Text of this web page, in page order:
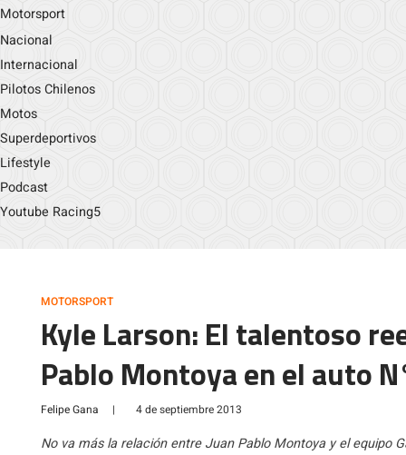
Motorsport
Nacional
Internacional
Pilotos Chilenos
Motos
Superdeportivos
Lifestyle
Podcast
Youtube Racing5
MOTORSPORT
Kyle Larson: El talentoso
Pablo Montoya en el auto
Felipe Gana | 4 de septiembre 2013
No va más la relación entre Juan Pablo Montoya y el equipo